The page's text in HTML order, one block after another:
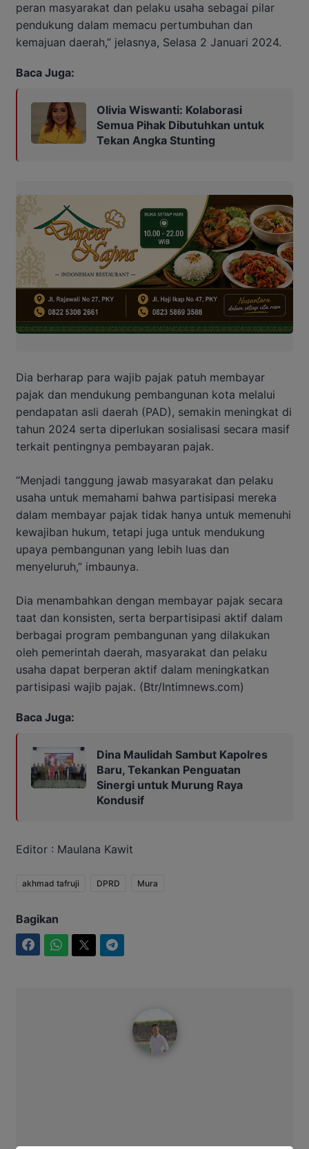
peran masyarakat dan pelaku usaha sebagai pilar
pendukung dalam memacu pertumbuhan dan
kemajuan daerah,” jelasnya, Selasa 2 Januari 2024.
Baca Juga:
Olivia Wiswanti: Kolaborasi
Semua Pihak Dibutuhkan untuk
Tekan Angka Stunting
Dia berharap para wajib pajak patuh membayar
pajak dan mendukung pembangunan kota melalui
pendapatan asli daerah (PAD), semakin meningkat di
tahun 2024 serta diperlukan sosialisasi secara masif
terkait pentingnya pembayaran pajak.
“Menjadi tanggung jawab masyarakat dan pelaku
usaha untuk memahami bahwa partisipasi mereka
dalam membayar pajak tidak hanya untuk memenuhi
kewajiban hukum, tetapi juga untuk mendukung
upaya pembangunan yang lebih luas dan
menyeluruh,” imbaunya.
Dia menambahkan dengan membayar pajak secara
taat dan konsisten, serta berpartisipasi aktif dalam
berbagai program pembangunan yang dilakukan
oleh pemerintah daerah, masyarakat dan pelaku
usaha dapat berperan aktif dalam meningkatkan
partisipasi wajib pajak. (Btr/Intimnews.com)
Baca Juga:
Dina Maulidah Sambut Kapolres
Baru, Tekankan Penguatan
Sinergi untuk Murung Raya
Kondusif
Editor : Maulana Kawit
akhmad tafruji DPRD Mura
Bagikan